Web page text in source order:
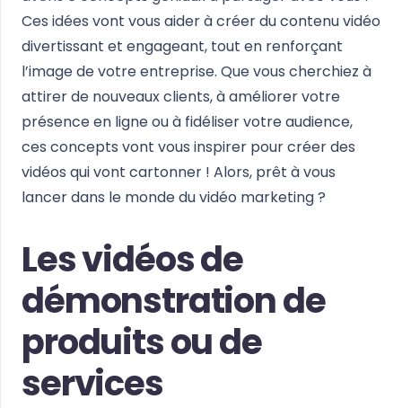
Ces idées vont vous aider à créer du contenu vidéo
divertissant et engageant, tout en renforçant
l’image de votre entreprise. Que vous cherchiez à
attirer de nouveaux clients, à améliorer votre
présence en ligne ou à fidéliser votre audience,
ces concepts vont vous inspirer pour créer des
vidéos qui vont cartonner ! Alors, prêt à vous
lancer dans le monde du vidéo marketing ?
Les vidéos de
démonstration de
produits ou de
services